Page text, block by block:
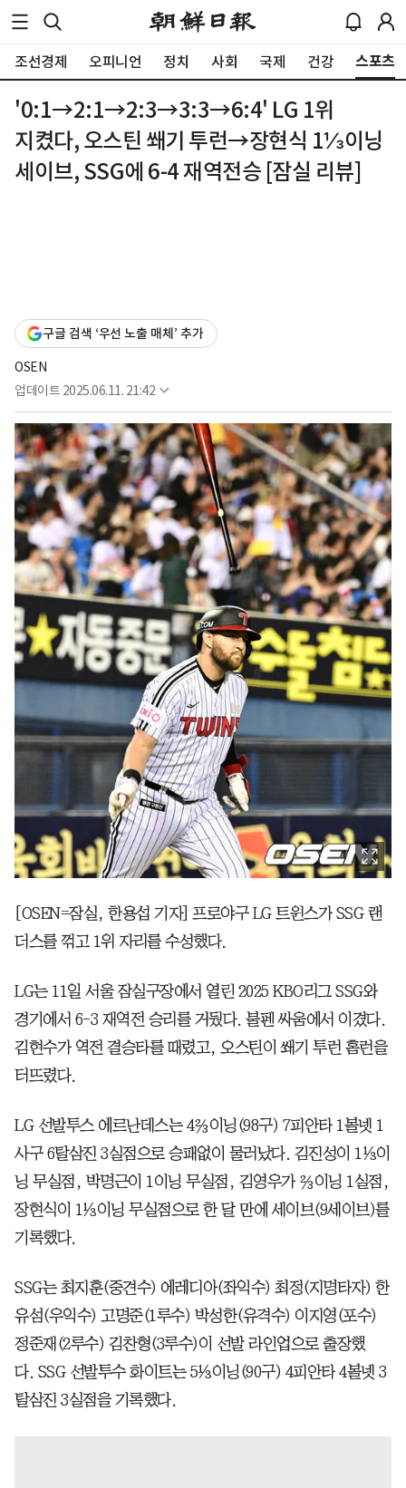
조선경제 오피니언 정치 사회 국제 건강 스포츠
'0:1→2:1→2:3→3:3→6:4' LG 1위
지켰다, 오스틴 쐐기 투런→장현식 1⅓이닝
세이브, SSG에 6-4 재역전승 [잠실 리뷰]
구글 검색 ‘우선 노출 매체’ 추가
OSEN
업데이트 2025.06.11. 21:42
[OSEN=잠실, 한용섭 기자] 프로야구 LG 트윈스가 SSG 랜
더스를 꺾고 1위 자리를 수성했다.
LG는 11일 서울 잠실구장에서 열린 2025 KBO리그 SSG와
경기에서 6-3 재역전 승리를 거뒀다. 불펜 싸움에서 이겼다.
김현수가 역전 결승타를 때렸고, 오스틴이 쐐기 투런 홈런을
터뜨렸다.
LG 선발투스 에르난데스는 4⅔이닝(98구) 7피안타 1볼넷 1
사구 6탈삼진 3실점으로 승패없이 물러났다. 김진성이 1⅓이
닝 무실점, 박명근이 1이닝 무실점, 김영우가 ⅔이닝 1실점,
장현식이 1⅓이닝 무실점으로 한 달 만에 세이브(9세이브)를
기록했다.
SSG는 최지훈(중견수) 에레디아(좌익수) 최정(지명타자) 한
유섬(우익수) 고명준(1루수) 박성한(유격수) 이지영(포수)
정준재(2루수) 김찬형(3루수)이 선발 라인업으로 출장했
다. SSG 선발투수 화이트는 5⅓이닝(90구) 4피안타 4볼넷 3
탈삼진 3실점을 기록했다.